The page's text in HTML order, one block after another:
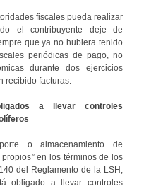
fiscales pueda realizar
el contribuyente deje de
que ya no hubiera tenido
periódicas de pago, no
durante dos ejercicios
recibido facturas.
a llevar controles
o almacenamiento de
en los términos de los
del Reglamento de la LSH,
obligado a llevar controles